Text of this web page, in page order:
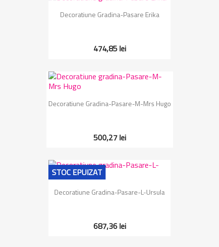
Decoratiune Gradina-Pasare Erika
474,85 lei
Decoratiune Gradina-Pasare-M-Mrs Hugo
500,27 lei
Decoratiune Gradina-Pasare-L-Ursula
687,36 lei
STOC EPUIZAT